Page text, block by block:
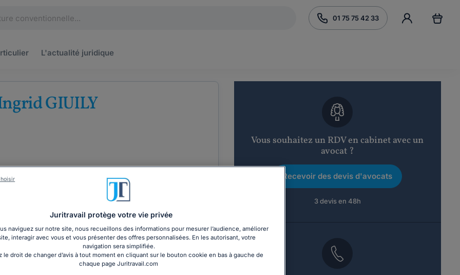
01 75 75 42 33
L'actualité juridique
GIUILY
COORDONNÉES
Vous souhaitez un RDV en cabinet avec un
avocat ?
Recevoir des devis d'avocats
3 devis en 48h
Juritravail protège votre vie privée
naviguez sur notre site, nous recueillons des informations pour mesurer l’audience, améliorer
interagir avec vous et vous présenter des offres personnalisées. En les autorisant, votre
navigation sera simplifiée.
le droit de changer d’avis à tout moment en cliquant sur le bouton cookie en bas à gauche de
chaque page Juritravail.com